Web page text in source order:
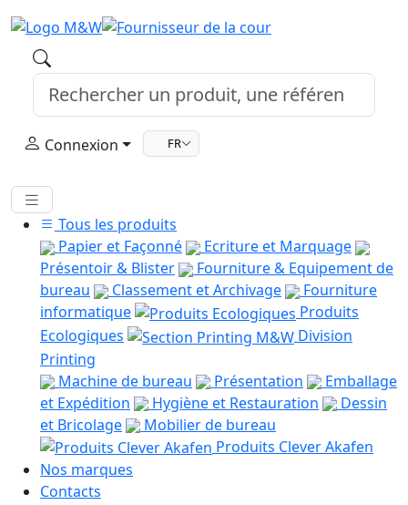
Connexion FR
Tous les produits
Papier et Façonné
Ecriture et Marquage
Présentoir & Blister
Fourniture & Equipement de
bureau
Classement et Archivage
Fourniture
informatique
Produits
Ecologiques
Division
Printing
Machine de bureau
Présentation
Emballage
et Expédition
Hygiène et Restauration
Dessin
et Bricolage
Mobilier de bureau
Produits Clever Akafen
Nos marques
Contacts